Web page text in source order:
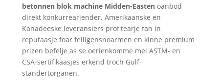
betonnen blok machine Midden-Easten oanbod
direkt konkurrearjender. Amerikaanske en
Kanadeeske leveransiers profitearje fan in
reputaasje foar feiligensnoarmen en kinne premium
prizen befelje as se oerienkomme mei ASTM- en
CSA-sertifikaasjes erkend troch Gulf-
standertorganen.